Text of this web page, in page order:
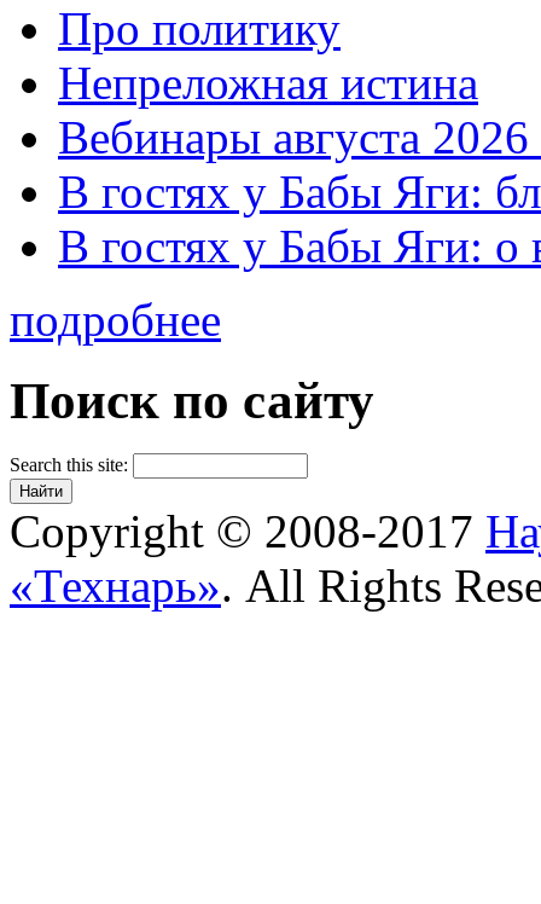
Про политику
Непреложная истина
Вебинары августа 2026
В гостях у Бабы Яги:
В гостях у Бабы Яги:
подробнее
Поиск по сайту
Search this site:
Copyright © 2008-2017
«Технарь». All Rights